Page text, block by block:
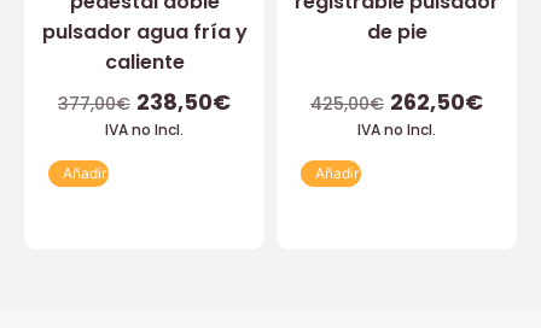
pulsador agua fría y
caliente
377,00€ 238,50€
IVA no Incl.
Añadir
de pie
425,00€ 262,50€
IVA no Incl.
Añadir